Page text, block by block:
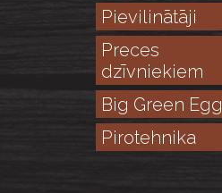
Pievilinātāji
Preces
dzīvniekiem
Big Green Egg
Pirotehnika